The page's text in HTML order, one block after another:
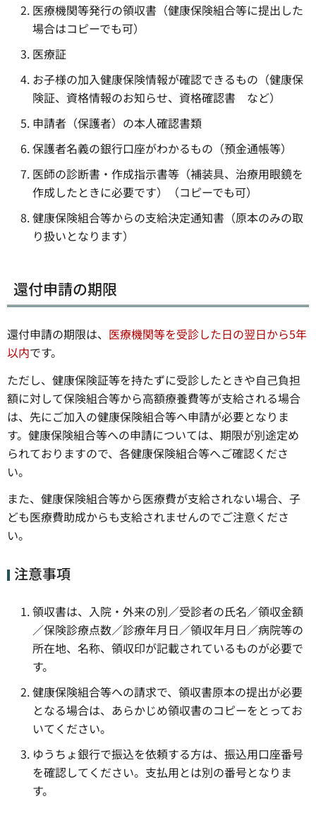
医療機関等発行の領収書（健康保険組合等に提出した
場合はコピーでも可）
医療証
お子様の加入健康保険情報が確認できるもの（健康保
険証、資格情報のお知らせ、資格確認書 など）
申請者（保護者）の本人確認書類
保護者名義の銀行口座がわかるもの（預金通帳等）
医師の診断書・作成指示書等（補装具、治療用眼鏡を
作成したときに必要です）（コピーでも可）
健康保険組合等からの支給決定通知書（原本のみの取
り扱いとなります）
還付申請の期限
還付申請の期限は、 医療機関等を受診した日の翌日から5年
以内です。
ただし、健康保険証等を持たずに受診したときや自己負担
額に対して保険組合等から高額療養費等が支給される場合
は、先にご加入の健康保険組合等へ申請が必要となりま
す。健康保険組合等への申請については、期限が別途定め
られておりますので、各健康保険組合等へご確認くださ
い。
また、健康保険組合等から医療費が支給されない場合、子
ども医療費助成からも支給されませんのでご注意くださ
い。
注意事項
領収書は、入院・外来の別／受診者の氏名／領収金額
／保険診療点数／診療年月日／領収年月日／病院等の
所在地、名称、領収印が記載されているものが必要で
す。
健康保険組合等への請求で、領収書原本の提出が必要
となる場合は、あらかじめ領収書のコピーをとってお
いてください。
ゆうちょ銀行で振込を依頼する方は、振込用口座番号
を確認してください。支払用とは別の番号となりま
す。